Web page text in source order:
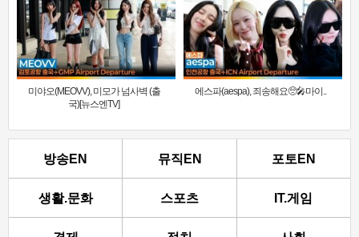
미야오(MEOVV), 미모가 넘사벽 (출
국)[뉴스엔TV]
에스파(aespa), 죄송해요🥺🎤마이..
방송EN 뮤직EN 포토EN
생활.문화 스포츠 IT.게임